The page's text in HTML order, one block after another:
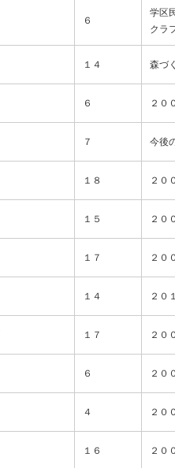
６
学区
クラ
１４ 森づ
６ ２０
７ 今後
１８ ２０
１５ ２０
１７ ２０
１４ ２０
１７ ２０
６ ２０
４ ２０
１６ ２０